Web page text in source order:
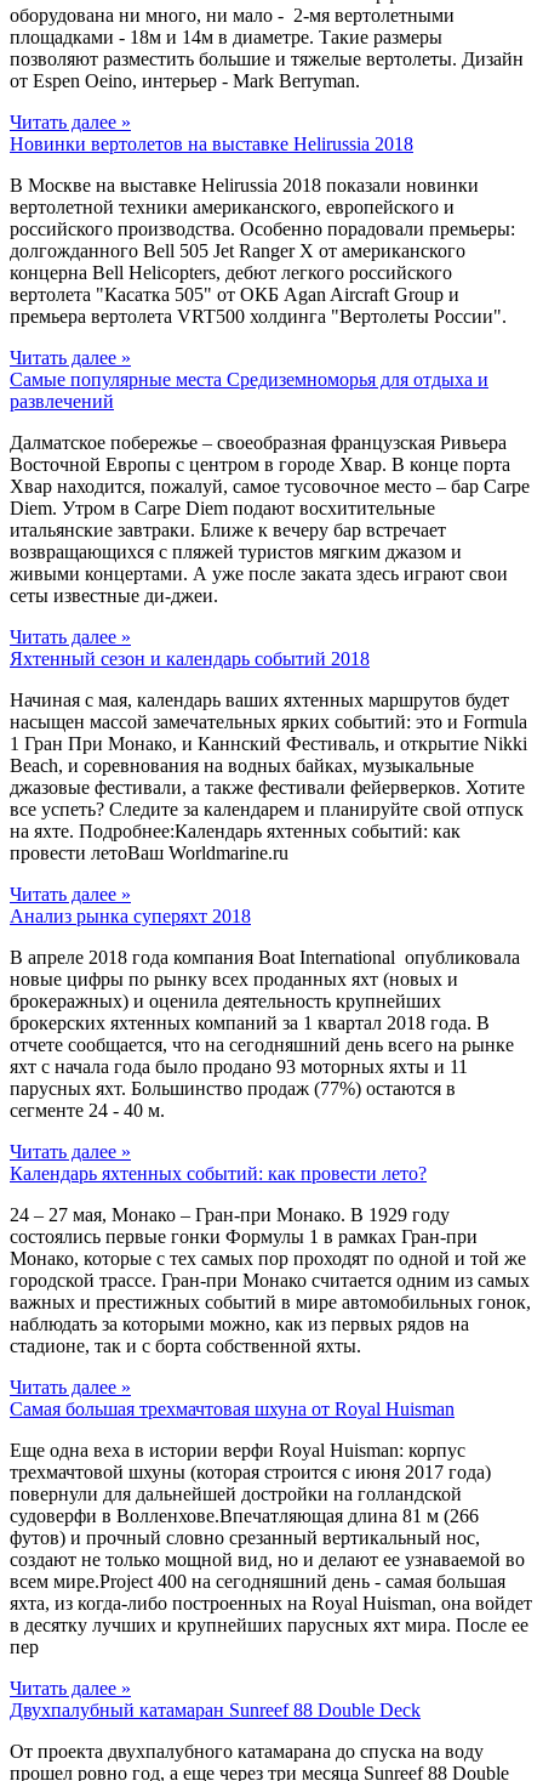
оборудована ни много, ни мало - 2-мя вертолетными
площадками - 18м и 14м в диаметре. Такие размеры
позволяют разместить большие и тяжелые вертолеты. Дизайн
от Espen Oeino, интерьер - Mark Berryman.
Читать далее »
Новинки вертолетов на выставке Helirussia 2018
В Москве на выставке Helirussia 2018 показали новинки
вертолетной техники американского, европейского и
российского производства. Особенно порадовали премьеры:
долгожданного Bell 505 Jet Ranger X от американского
концерна Bell Helicopters, дебют легкого российского
вертолета "Касатка 505" от ОКБ Agan Aircraft Group и
премьера вертолета VRT500 холдинга "Вертолеты России".
Читать далее »
Самые популярные места Средиземноморья для отдыха и
развлечений
Далматское побережье – своеобразная французская Ривьера
Восточной Европы с центром в городе Хвар. В конце порта
Хвар находится, пожалуй, самое тусовочное место – бар Carpe
Diem. Утром в Carpe Diem подают восхитительные
итальянские завтраки. Ближе к вечеру бар встречает
возвращающихся с пляжей туристов мягким джазом и
живыми концертами. А уже после заката здесь играют свои
сеты известные ди-джеи.
Читать далее »
Яхтенный сезон и календарь событий 2018
Начиная с мая, календарь ваших яхтенных маршрутов будет
насыщен массой замечательных ярких событий: это и Formula
1 Гран При Монако, и Каннский Фестиваль, и открытие Nikki
Beach, и соревнования на водных байках, музыкальные
джазовые фестивали, а также фестивали фейерверков. Хотите
все успеть? Следите за календарем и планируйте свой отпуск
на яхте. Подробнее:Календарь яхтенных событий: как
провести летоВаш Worldmarine.ru
Читать далее »
Анализ рынка суперяхт 2018
В апреле 2018 года компания Boat International опубликовала
новые цифры по рынку всех проданных яхт (новых и
брокеражных) и оценила деятельность крупнейших
брокерских яхтенных компаний за 1 квартал 2018 года. В
отчете сообщается, что на сегодняшний день всего на рынке
яхт с начала года было продано 93 моторных яхты и 11
парусных яхт. Большинство продаж (77%) остаются в
сегменте 24 - 40 м.
Читать далее »
Календарь яхтенных событий: как провести лето?
24 – 27 мая, Монако – Гран-при Монако. В 1929 году
состоялись первые гонки Формулы 1 в рамках Гран-при
Монако, которые с тех самых пор проходят по одной и той же
городской трассе. Гран-при Монако считается одним из самых
важных и престижных событий в мире автомобильных гонок,
наблюдать за которыми можно, как из первых рядов на
стадионе, так и с борта собственной яхты.
Читать далее »
Самая большая трехмачтовая шхуна от Royal Huisman
Еще одна веха в истории верфи Royal Huisman: корпус
трехмачтовой шхуны (которая строится с июня 2017 года)
повернули для дальнейшей достройки на голландской
судоверфи в Волленхове.Впечатляющая длина 81 м (266
футов) и прочный словно срезанный вертикальный нос,
создают не только мощной вид, но и делают ее узнаваемой во
всем мире.Project 400 на сегодняшний день - самая большая
яхта, из когда-либо построенных на Royal Huisman, она войдет
в десятку лучших и крупнейших парусных яхт мира. После ее
пер
Читать далее »
Двухпалубный катамаран Sunreef 88 Double Deck
От проекта двухпалубного катамарана до спуска на воду
прошел ровно год, а еще через три месяца Sunreef 88 Double